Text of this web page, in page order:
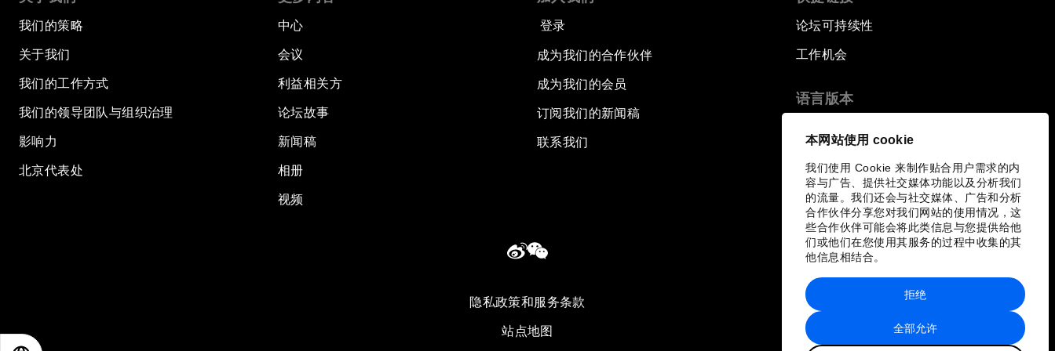
本网站使用 cookie
我们使用 Cookie 来制作贴合用户需求的内
容与广告、提供社交媒体功能以及分析我们
的流量。我们还会与社交媒体、广告和分析
合作伙伴分享您对我们网站的使用情况，这
些合作伙伴可能会将此类信息与您提供给他
们或他们在您使用其服务的过程中收集的其
他信息相结合。
全部允许
拒绝
我们的策略
关于我们
我们的工作方式
我们的领导团队与组织治理
影响力
北京代表处
中心
会议
利益相关方
论坛故事
新闻稿
相册
视频
登录
成为我们的合作伙伴
成为我们的会员
订阅我们的新闻稿
联系我们
论坛可持续性
工作机会
语言版本
隐私政策和服务条款
站点地图